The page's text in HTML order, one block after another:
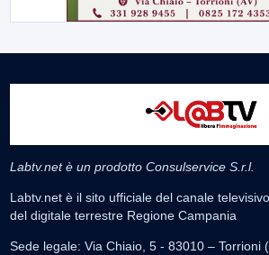
Labtv.net è un prodotto Consulservice S.r.l.
Labtv.net è il sito ufficiale del canale
del digitale terrestre Regione Campania
Sede legale: Via Chiaio, 5 - 83010 – Torrioni